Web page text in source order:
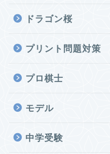
ドラゴン桜
プリント問題対策
プロ棋士
モデル
中学受験